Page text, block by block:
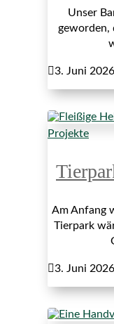
Unser
geworden,
3. Juni 2026
Projekte
Am Anfang
Tierpark
3. Juni 2026